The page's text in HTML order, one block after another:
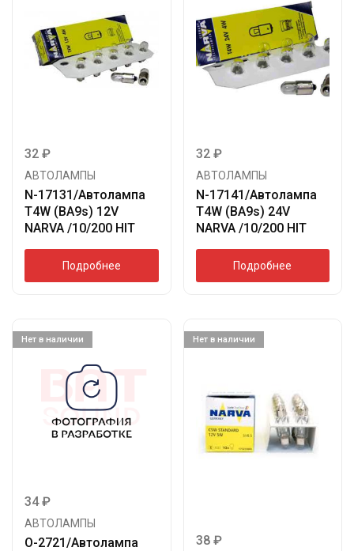
32 ₽
АВТОЛАМПЫ
N-17131/Автолампа
T4W (BA9s) 12V
NARVA /10/200 HIT
Подробнее
32 ₽
АВТОЛАМПЫ
N-17141/Автолампа
T4W (BA9s) 24V
NARVA /10/200 HIT
Подробнее
Нет в наличии
34₽
АВТОЛАМПЫ
O-2721/Автолампа
Нет в наличии
38 ₽